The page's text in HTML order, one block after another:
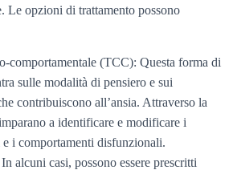
Le opzioni di trattamento possono
comportamentale (TCC): Questa forma di
sulle modalità di pensiero e sui
contribuiscono all’ansia. Attraverso la
a identificare e modificare i
i comportamenti disfunzionali.
alcuni casi, possono essere prescritti